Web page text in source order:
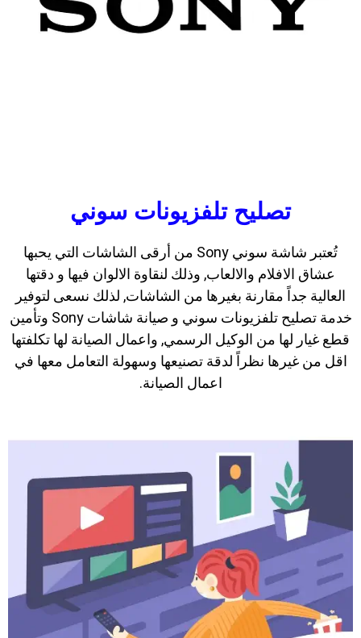
تصليح تلفزيونات سوني
تُعتبر شاشة سوني Sony من أرقى الشاشات التي يحبها
عشاق الافلام والالعاب, وذلك لنقاوة الالوان فيها و دقتها
العالية جداً مقارنة بغيرها من الشاشات, لذلك نسعى لتوفير
خدمة تصليح تلفزيونات سوني و صيانة شاشات Sony وتأمين
قطع غيار لها من الوكيل الرسمي, واعمال الصيانة لها تكلفتها
اقل من غيرها نظراً لدقة تصنيعها وسهولة التعامل معها في
اعمال الصيانة.